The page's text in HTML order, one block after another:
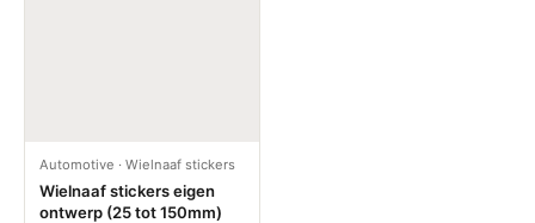
Automotive · Wielnaaf stickers
Wielnaaf stickers eigen
ontwerp (25 tot 150mm)